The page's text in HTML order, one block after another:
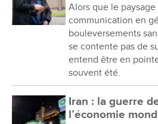
Alors que le
communication en
bouleversements
se contente pas de
entend être en
souvent été.
Iran : la guerre
l’économie